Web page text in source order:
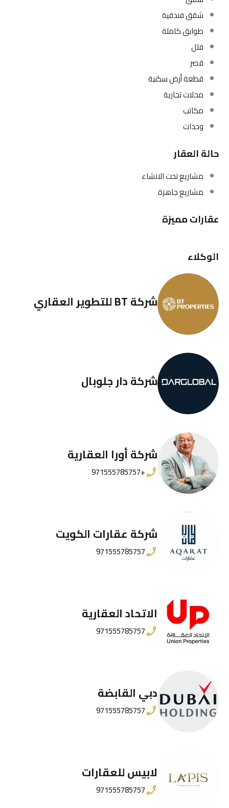
شقق فندقية
طوابق كاملة
فلل
قصر
قطعة أرض سكنية
محلات تجارية
مكاتب
وحدات
حالة العقار
مشاريع تحت الانشاء
مشاريع جاهزة
عقارات مميزة
الوكلاء
شركة BT للتطوير العقاري
شركة دار جلوبال
شركة أورا العقارية
+971555785757
شركة عقارات الكويت
971555785757
الاتحاد العقارية
971555785757
دبي القابضة
971555785757
لابيس للعقارات
971555785757